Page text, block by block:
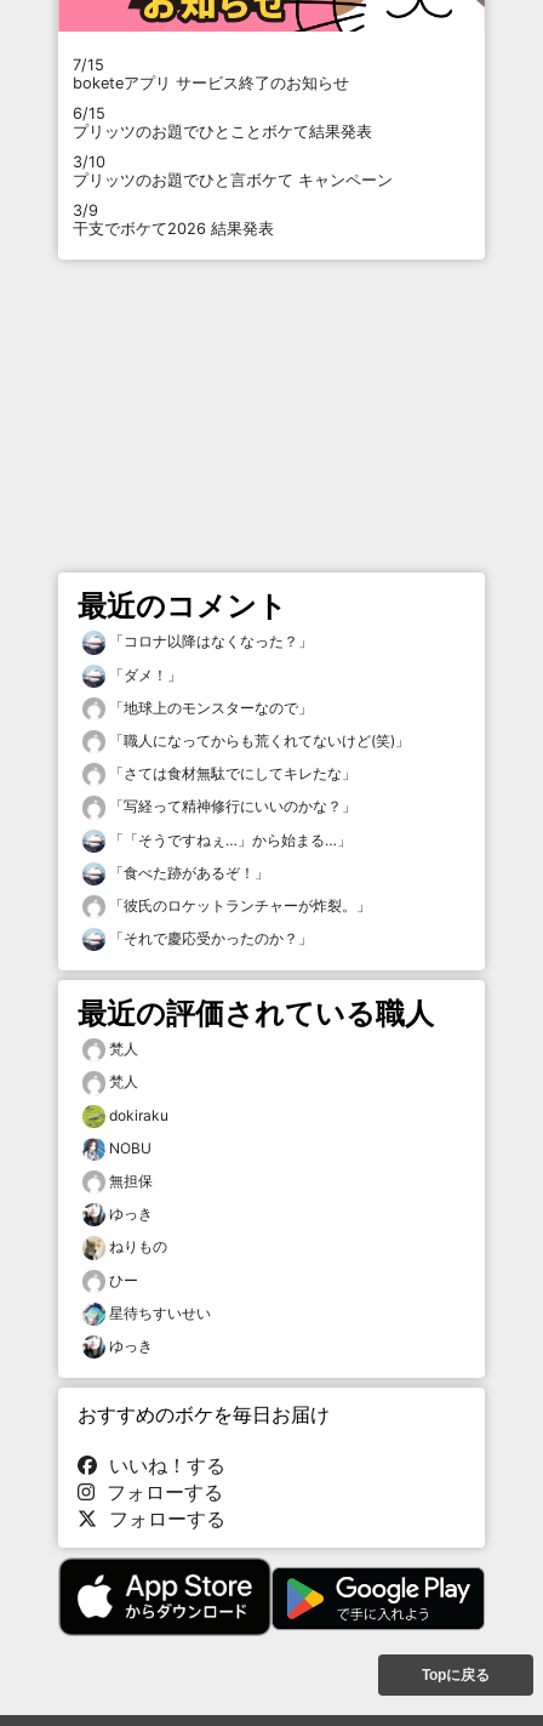
7/15
boketeアプリ サービス終了のお知らせ
6/15
プリッツのお題でひとことボケて結果発表
3/10
プリッツのお題でひと言ボケて キャンペーン
3/9
干支でボケて2026 結果発表
最近のコメント
「コロナ以降はなくなった？ 」
「ダメ！ 」
「地球上のモンスターなので 」
「職人になってからも荒くれてないけど(笑) 」
「さては食材無駄でにしてキレたな 」
「写経って精神修行にいいのかな？ 」
「 「そうですねぇ…」から始まる… 」
「食べた跡があるぞ！ 」
「彼氏のロケットランチャーが炸裂。
」
「それで慶応受かったのか？ 」
最近の評価されている職人
梵人
梵人
dokiraku
NOBU
無担保
ゆっき
ねりもの
ひー
星待ちすいせい
ゆっき
おすすめのボケを毎日お届け
いいね！する
フォローする
フォローする
Topに戻る